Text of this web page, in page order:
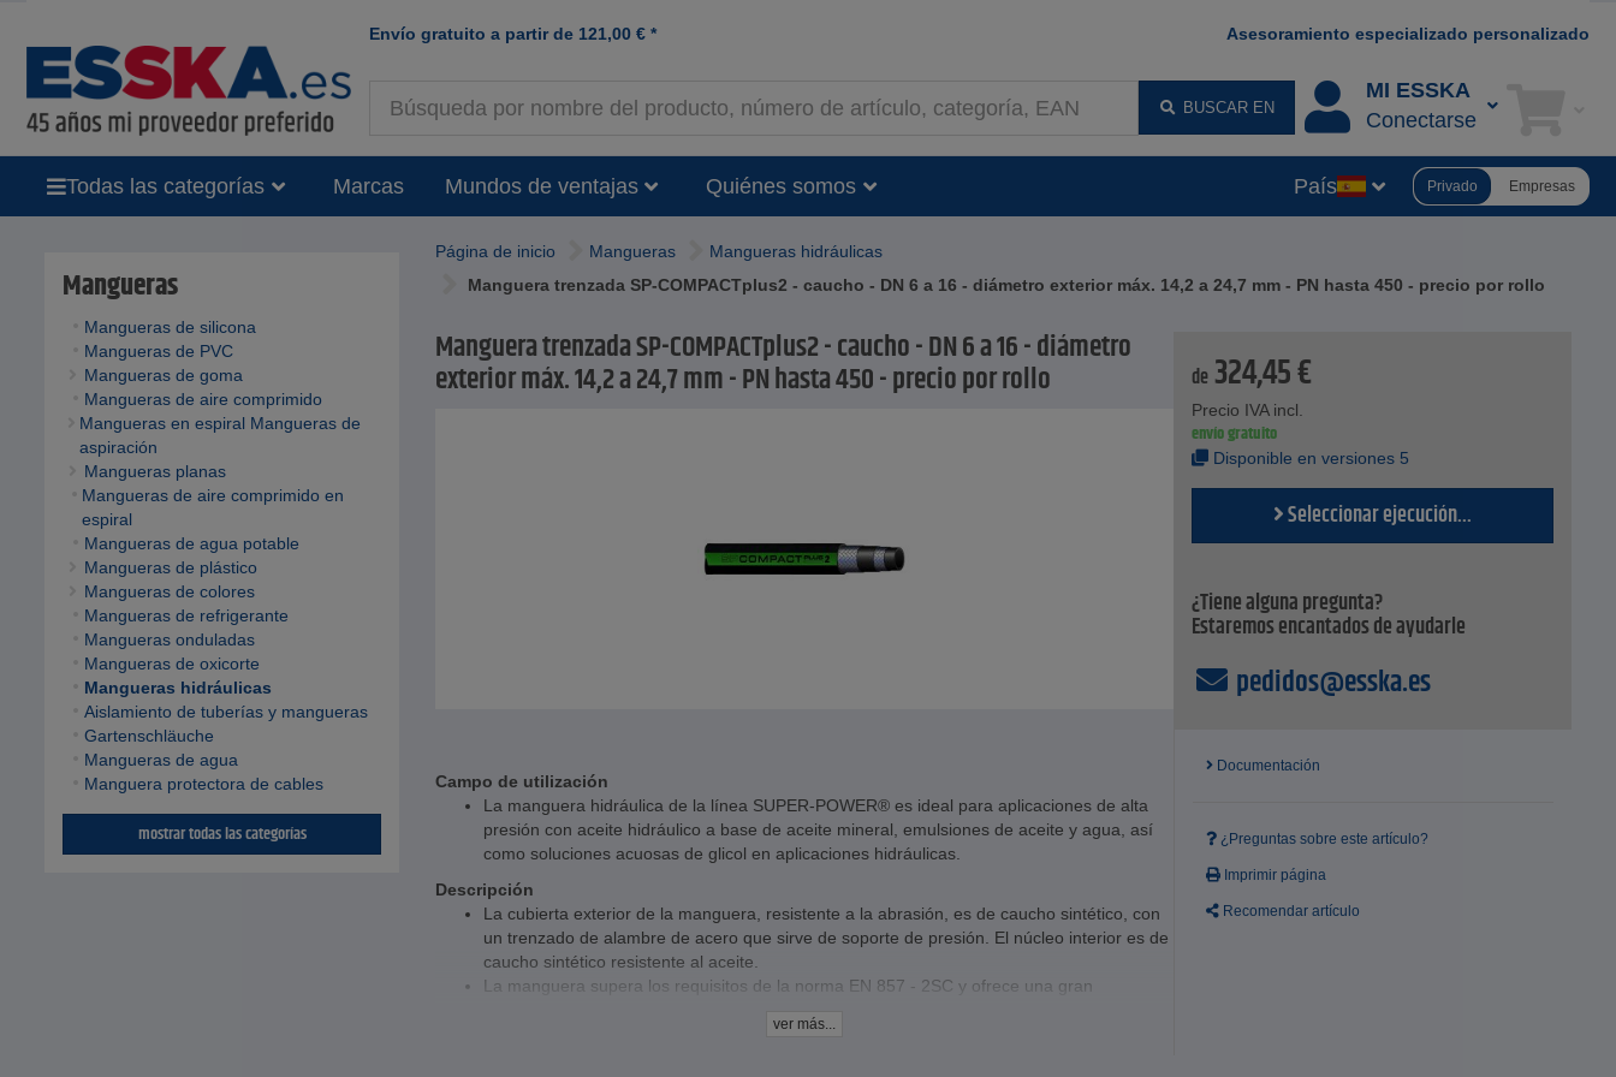
Envío gratuito a partir de 121,00 € * Asesoramiento especializado personalizado
BUSCAR EN
MI ESSKA
Conectarse
Todas las categorías Marcas Mundos de ventajas Quiénes somos País Privado Empresas
Mangueras
Mangueras de silicona
Mangueras de PVC
Mangueras de goma
Mangueras de aire comprimido
Mangueras en espiral Mangueras de
aspiración
Mangueras planas
Mangueras de aire comprimido en
espiral
Mangueras de agua potable
Mangueras de plástico
Mangueras de colores
Mangueras de refrigerante
Mangueras onduladas
Mangueras de oxicorte
Mangueras hidráulicas
Aislamiento de tuberías y mangueras
Gartenschläuche
Mangueras de agua
Manguera protectora de cables
mostrar todas las categorías
Página de inicio Mangueras
Mangueras hidráulicas
Manguera trenzada SP-COMPACTplus2 - caucho - DN 6 a 16 - diámetro exterior máx. 14,2 a 24,7 mm - PN hasta 450 - precio por rollo
Manguera trenzada SP-COMPACTplus2 - caucho - DN 6 a 16 - diámetro
exterior máx. 14,2 a 24,7 mm - PN hasta 450 - precio por rollo
Campo de utilización
La manguera hidráulica de la línea SUPER-POWER® es ideal para aplicaciones de alta
presión con aceite hidráulico a base de aceite mineral, emulsiones de aceite y agua, así
como soluciones acuosas de glicol en aplicaciones hidráulicas.
Descripción
La cubierta exterior de la manguera, resistente a la abrasión, es de caucho sintético, con
un trenzado de alambre de acero que sirve de soporte de presión. El núcleo interior es de
caucho sintético resistente al aceite.
La manguera supera los requisitos de la norma EN 857 - 2SC y ofrece una gran
ver más...
de 324,45€
Precio IVA incl.
envío gratuito
Disponible en versiones 5
Seleccionar ejecución...
¿Tiene alguna pregunta?
Estaremos encantados de ayudarle
pedidos@esska.es
Documentación
¿Preguntas sobre este artículo?
Imprimir página
Recomendar artículo